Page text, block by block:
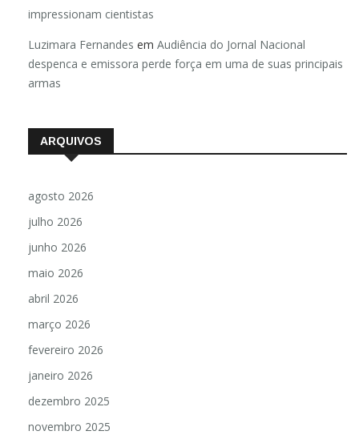
impressionam cientistas
Luzimara Fernandes em Audiência do Jornal Nacional
despenca e emissora perde força em uma de suas principais
armas
ARQUIVOS
agosto 2026
julho 2026
junho 2026
maio 2026
abril 2026
março 2026
fevereiro 2026
janeiro 2026
dezembro 2025
novembro 2025